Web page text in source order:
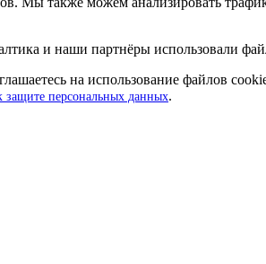
и наши партнёры использовали
на использование файлов
защите персональных данных.